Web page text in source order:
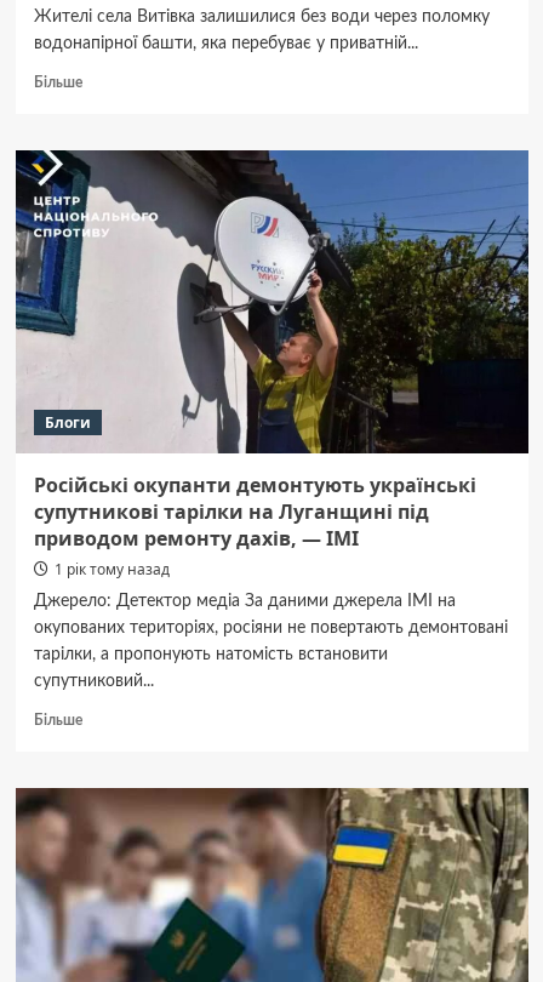
Жителі села Витівка залишилися без води через поломку
водонапірної башти, яка перебуває у приватній...
БільшеДокладніше
під
Полтавою
другий
тиждень
немає
води:
а ремонтувати
Блоги
Російські окупанти демонтують українські
супутникові тарілки на Луганщині під
приводом ремонту дахів, — ІМІ
1 рік тому назад
Джерело: Детектор медіа За даними джерела ІМІ на
окупованих територіях, росіяни не повертають демонтовані
тарілки, а пропонують натомість встановити
супутниковий...
БільшеДокладніше
окупанти
демонтують
українські
супутникові
на
Луганщині
під
приводом